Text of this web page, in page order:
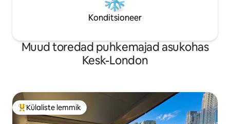
Konditsioneer
Muud toredad puhkemajad asukohas
Kesk-London
Külaliste suur lemmik
Külaliste lemmik